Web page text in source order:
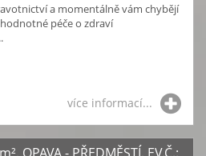
a momentálně vám chybějí
péče o zdraví
více informací...